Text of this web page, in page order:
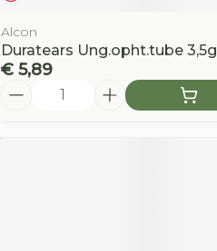
Alcon
Duratears Ung.opht.tube 3,5g
€ 5,89